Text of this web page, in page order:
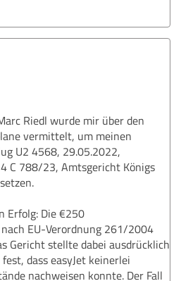
Riedl wurde mir über den
vermittelt, um meinen
U2 4568, 29.05.2022,
C 788/23, Amtsgericht Königs
Erfolg: Die €250
EU-Verordnung 261/2004
Gericht stellte dabei ausdrücklich
dass easyJet keinerlei
nachweisen konnte. Der Fall